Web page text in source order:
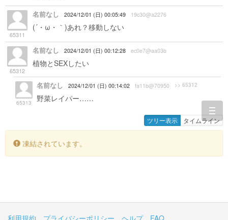
65311
名前なし 2024/12/01 (日) 00:05:49 19c30@a2276
(´・ω・｀)あれ？移動しない
65312
名前なし 2024/12/01 (日) 00:12:28 ec0e7@aa03b
植物とSEXしたい
65313
名前なし 2024/12/01 (日) 00:14:02 fa11b@70950 >> 65312
野菜レイパー……
ツリー表示 タイムライン
凍結されています。
利用規約 プライバシーポリシー ヘルプ FAQ